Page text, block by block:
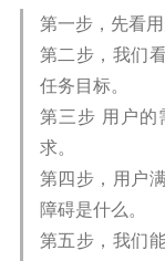
第一步，先看
第二步，我们
任务目标。
第三步 用户的
求。
第四步，用户
障碍是什么。
第五步，我们